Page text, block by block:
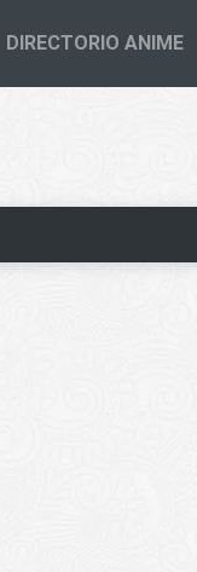
DIRECTORIO ANIME